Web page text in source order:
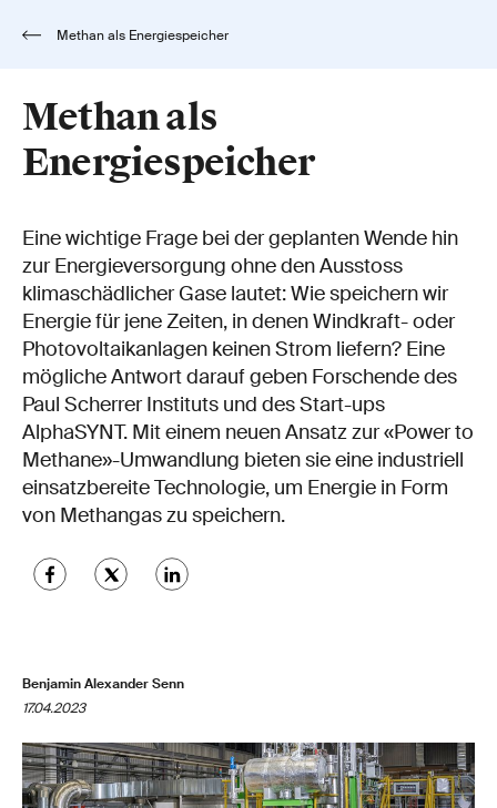
Methan als Energiespeicher
Methan als
Energiespeicher
Eine wichtige Frage bei der geplanten Wende hin
zur Energieversorgung ohne den Ausstoss
klimaschädlicher Gase lautet: Wie speichern wir
Energie für jene Zeiten, in denen Windkraft- oder
Photovoltaikanlagen keinen Strom liefern? Eine
mögliche Antwort darauf geben Forschende des
Paul Scherrer Instituts und des Start-ups
AlphaSYNT. Mit einem neuen Ansatz zur «Power to
Methane»-Umwandlung bieten sie eine industriell
einsatzbereite Technologie, um Energie in Form
von Methangas zu speichern.
Benjamin Alexander Senn
17.04.2023